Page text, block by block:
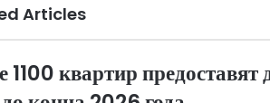
Articles
1100 квартир